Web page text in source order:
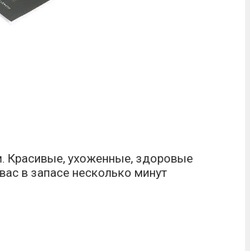
Красивые, ухоженные, здоровые
в запасе несколько минут